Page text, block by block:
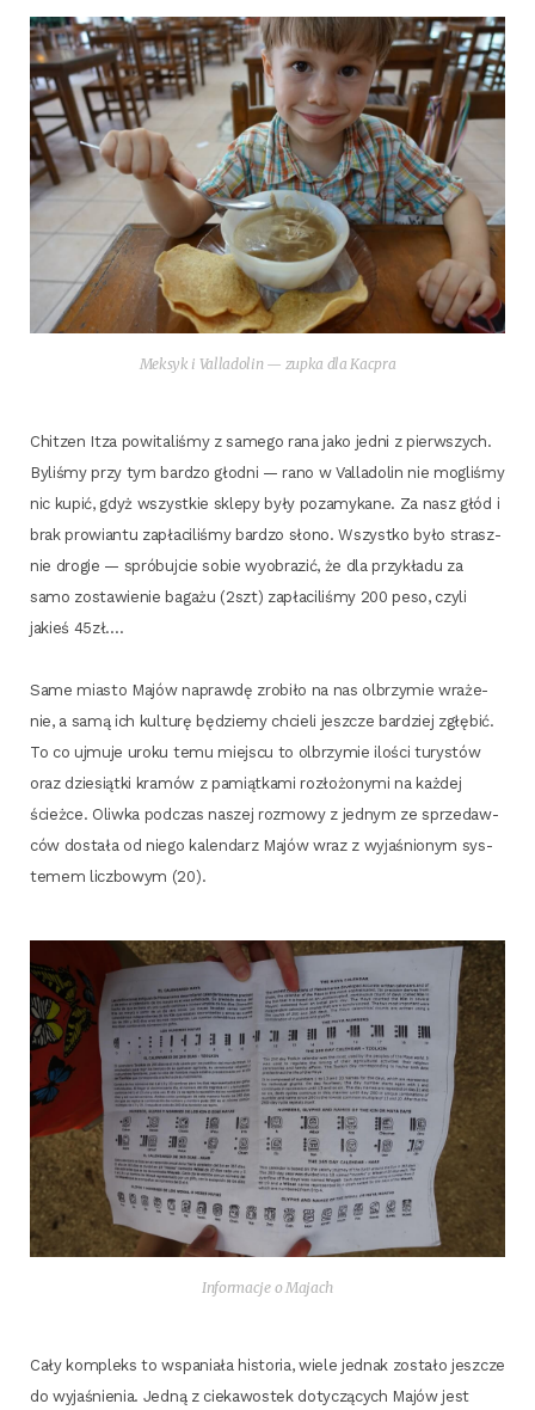
Mek­syk i Val­la­do­lin — zup­ka dla Kacpra
Chit­zen Itza powi­ta­li­śmy z same­go rana jako jed­ni z pierw­szych.
Byli­śmy przy tym bar­dzo głod­ni — rano w Val­la­do­lin nie mogli­śmy
nic kupić, gdyż wszyst­kie skle­py były poza­my­ka­ne. Za nasz głód i
brak pro­wian­tu zapła­ci­li­śmy bar­dzo sło­no. Wszyst­ko było strasz­
nie dro­gie — spró­buj­cie sobie wyobra­zić, że dla przy­kła­du za
samo zosta­wie­nie baga­żu (2szt) zapła­ci­li­śmy 200 peso, czy­li
jakieś 45zł….
Same mia­sto Majów napraw­dę zro­bi­ło na nas olbrzy­mie wra­że­
nie, a samą ich kul­tu­rę będzie­my chcie­li jesz­cze bar­dziej zgłę­bić.
To co ujmu­je uro­ku temu miej­scu to olbrzy­mie ilo­ści tury­stów
oraz dzie­siąt­ki kra­mów z pamiąt­ka­mi roz­ło­żo­ny­mi na każ­dej
ścież­ce. Oliw­ka pod­czas naszej roz­mo­wy z jed­nym ze sprze­daw­
ców dosta­ła od nie­go kalen­darz Majów wraz z wyja­śnio­nym sys­
te­mem licz­bo­wym (20).
Infor­ma­cje o Majach
Cały kom­pleks to wspa­nia­ła histo­ria, wie­le jed­nak zosta­ło jesz­cze
do wyja­śnie­nia. Jed­ną z cie­ka­wo­stek doty­czą­cych Majów jest